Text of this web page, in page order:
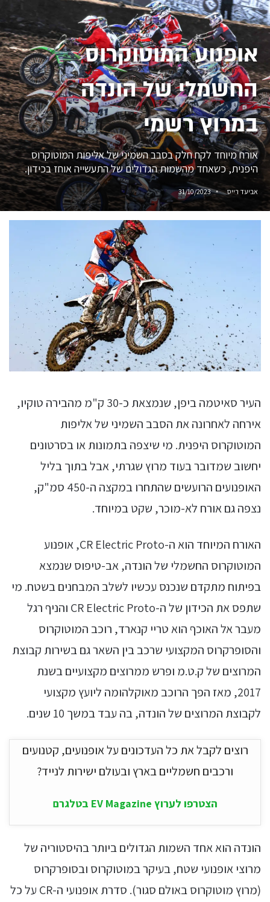
אופנוע המוטוקרוס
החשמלי של הונדה
במרוץ רשמי
אורח מיוחד לקח חלק בסבב השמיני של אליפות המוטוקרוס
היפנית, כשאחד מהשמות הגדולים של התעשייה אוחז בכידון.
אביעד רייס 31/10/2023
העיר סאיטמה ביפן, שנמצאת כ-30 ק"מ מהבירה טוקיו,
אירחה לאחרונה את הסבב השמיני של אליפות
המוטוקרוס היפנית. מי שיצפה בתמונות או בסרטונים
יחשוב שמדובר בעוד מרוץ שגרתי, אבל בתוך בליל
האופנועים הרועשים שהתחרו במקצה ה-450 סמ"ק,
נצפה גם אורח לא-מוכר, שקט במיוחד.
האורח המיוחד הוא ה-CR Electric Proto, אופנוע
המוטוקרוס החשמלי של הונדה, אב-טיפוס שנמצא
בפיתוח מתקדם שנכנס עכשיו לשלב המבחנים בשטח. מי
שתפס את הכידון של ה-CR Electric Proto והניף רגל
מעבר אל האוכף הוא טריי קנארד, רוכב המוטוקרוס
והסופרקרוס המקצועי שרכב בין השאר גם בשירות קבוצת
המרוצים של ק.ט.מ ופרש ממרוצים מקצועיים בשנת
2017, מאז הפך הרוכב מאוקלהומה ליועץ מקצועי
לקבוצת המרוצים של הונדה, בה עבד במשך 10 שנים.
רוצים לקבל את כל העדכונים על אופנועים, קטנועים
ורכבים חשמליים בארץ ובעולם ישירות לנייד?
הצטרפו לערוץ EV Magazine בטלגרם
הונדה הוא אחד השמות הגדולים ביותר בהיסטוריה של
מרוצי אופנועי שטח, בעיקר במוטוקרוס ובסופרקרוס
(מרוץ מוטוקרוס באולם סגור). סדרת אופנועי ה-CR על כל